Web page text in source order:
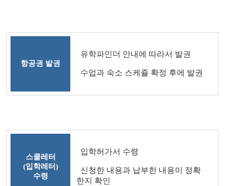
항공권 발권
유학파인더 안내에 따라서 발권
수업과 숙소 스케쥴 확정 후에 발권
스쿨레터
(입학레터)
수령
입학허가서 수령
신청한 내용과 납부한 내용이 정확
한지 확인